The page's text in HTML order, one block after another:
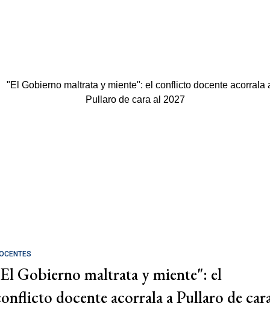
Gobierno maltrata y miente": el
docente acorrala a Pullaro de